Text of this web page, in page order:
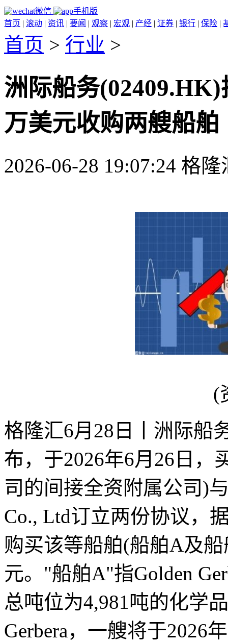
微信
手机版
首页 | 滚动 | 资讯 | 要闻 | 观察 | 宏观 | 产经 | 证券 | 银行 | 保险 |
首页 > 行业 >
洲际船务(02409.HK)
万美元收购两艘船舶
2026-06-28 19:07:24 格隆
(
格隆汇6月28日丨洲际船
布，于2026年6月26日，
司的间接全资附属公司)
Co., Ltd订立两份协议，
购买该等船舶(船舶A及
元。"船舶A"指Golden
总吨位为4,981吨的化学
Gerbera，一艘将于2026